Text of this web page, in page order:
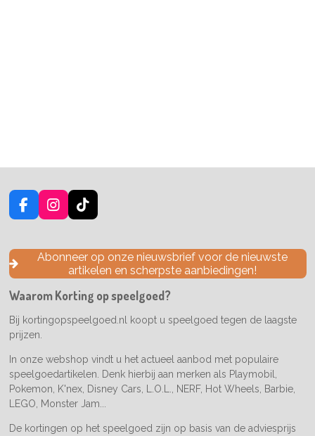
F
a
e
o
k
I
n
t
a
g
a
m
T
i
T
o
k
Abonneer op onze nieuwsbrief voor de nieuwste
artikelen en scherpste aanbiedingen!
Waarom Korting op speelgoed?
Bij kortingopspeelgoed.nl koopt u speelgoed tegen de laagste
prijzen.
In onze webshop vindt u het actueel aanbod met populaire
speelgoedartikelen. Denk hierbij aan merken als Playmobil,
Pokemon, K'nex, Disney Cars, L.O.L., NERF, Hot Wheels, Barbie,
LEGO, Monster Jam...
De kortingen op het speelgoed zijn op basis van de adviesprijs